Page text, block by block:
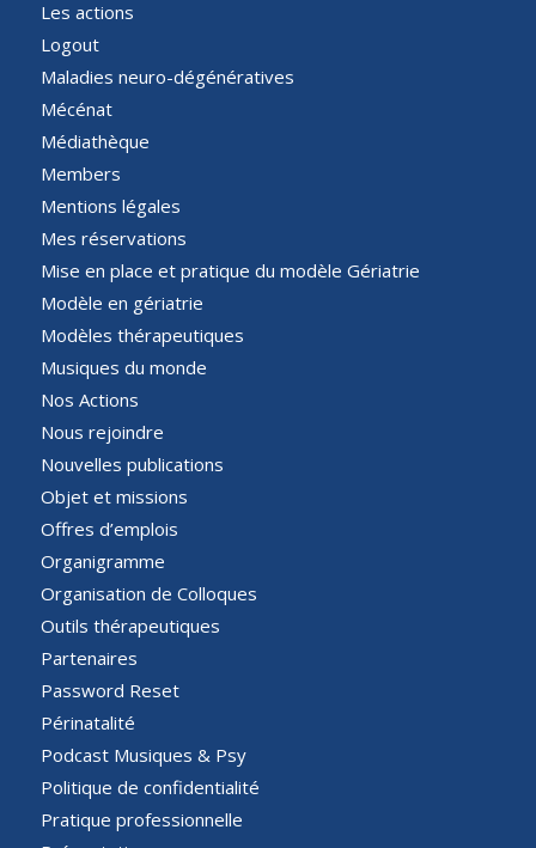
Les actions
Logout
Maladies neuro-dégénératives
Mécénat
Médiathèque
Members
Mentions légales
Mes réservations
Mise en place et pratique du modèle Gériatrie
Modèle en gériatrie
Modèles thérapeutiques
Musiques du monde
Nos Actions
Nous rejoindre
Nouvelles publications
Objet et missions
Offres d’emplois
Organigramme
Organisation de Colloques
Outils thérapeutiques
Partenaires
Password Reset
Périnatalité
Podcast Musiques & Psy
Politique de confidentialité
Pratique professionnelle